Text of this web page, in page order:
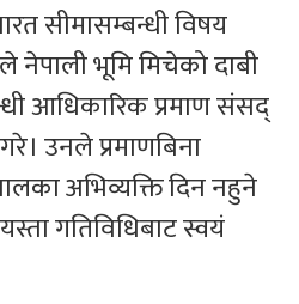
सीमासम्बन्धी विषय
भूमि मिचेको दाबी
आधिकारिक प्रमाण संसद्
उनले प्रमाणबिना
अभिव्यक्ति दिन नहुने
गतिविधिबाट स्वयं